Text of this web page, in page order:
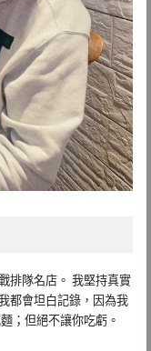
排隊名店。 我堅持真實
都會坦白記錄，因為我
；但絕不讓你吃虧。